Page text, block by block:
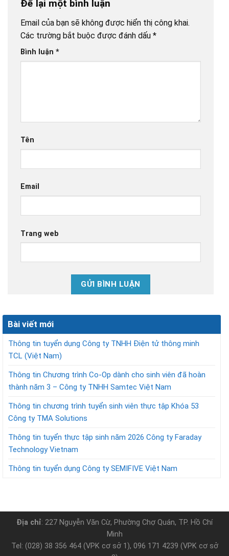
Để lại một bình luận
Email của bạn sẽ không được hiển thị công khai.
Các trường bắt buộc được đánh dấu *
Bình luận *
Tên
Email
Trang web
Bài viết mới
Thông tin tuyển dụng Công ty TNHH Điện tử thông minh
TCL (Việt Nam)
Thông tin Chương trình Co-Op dành cho sinh viên đã hoàn
thành năm 3 – Công ty TNHH Samtec Việt Nam
Thông tin chương trình tuyển sinh viên thực tập Khóa 53
Công ty TMA Solutions
Thông tin tuyển thực tập sinh năm 2026 Công ty Faraday
Technology Vietnam
Thông tin tuyển dụng Công ty SEMIFIVE Việt Nam
Địa chỉ: 227 Nguyễn Văn Cừ, Phường Chợ Quán, TP. Hồ Chí
Minh
Tel: (028) 38 356 464 (VPK cơ sở 1), 096 171 4239 (VPK cơ sở